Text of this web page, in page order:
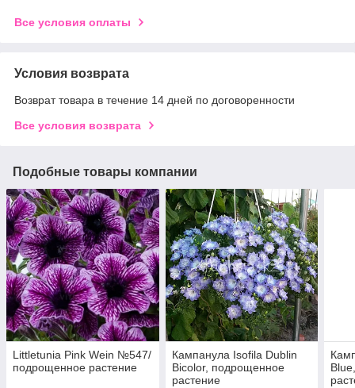
Все условия оплаты
Условия возврата
Возврат товара в течение 14 дней по договоренности
Все условия возврата
Подобные товары компании
Littletunia Pink Wein №547/
подрощенное растение
Кампанула Isofila Dublin
Bicolor, подрощенное
растение